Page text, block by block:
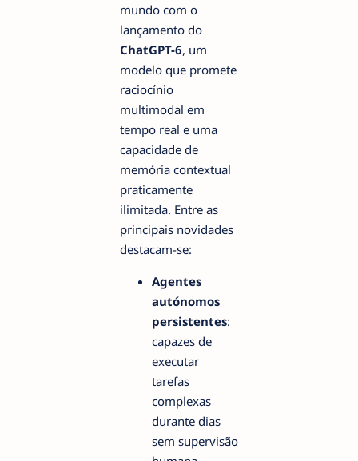
mundo com o
lançamento do
ChatGPT-6, um
modelo que promete
raciocínio
multimodal em
tempo real e uma
capacidade de
memória contextual
praticamente
ilimitada. Entre as
principais novidades
destacam-se:
Agentes
autónomos
persistentes:
capazes de
executar
tarefas
complexas
durante dias
sem supervisão